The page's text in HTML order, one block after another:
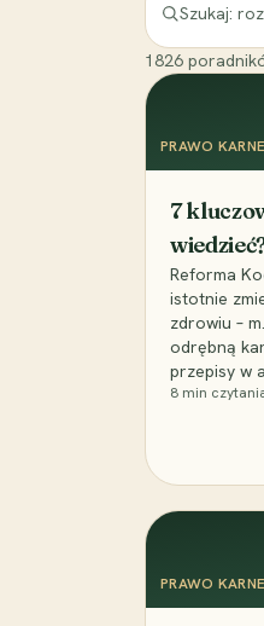
1826
PRAWO KARNE
7
Reforma
istotnie
zdrowiu –
odrębną
przepisy w
8 min
PRAWO KARNE